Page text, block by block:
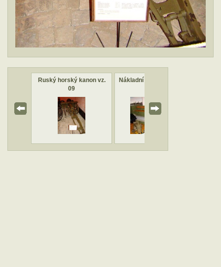
Ruský horský kanon vz.
09
Nákladní automobil Praga